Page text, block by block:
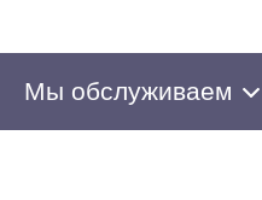
Мы обслуживаем